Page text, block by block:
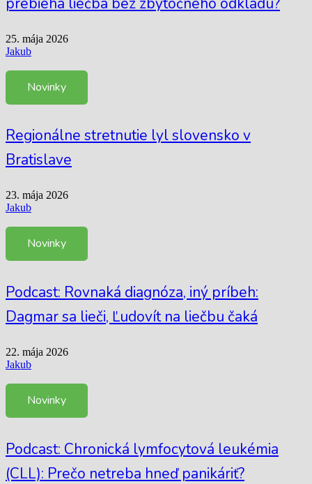
25. mája 2026
Jakub
Novinky
Regionálne stretnutie lyl slovensko v
Bratislave
23. mája 2026
Jakub
Novinky
Podcast: Rovnaká diagnóza, iný príbeh:
Dagmar sa lieči, Ľudovít na liečbu čaká
22. mája 2026
Jakub
Novinky
Podcast: Chronická lymfocytová leukémia
(CLL): Prečo netreba hneď panikáriť?